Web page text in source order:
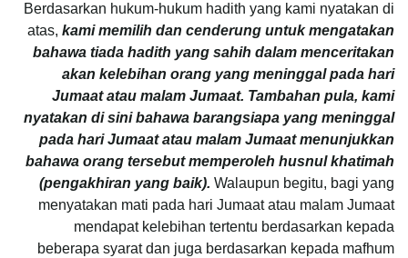
Berdasarkan hukum-hukum hadith yang kami nyatakan di
atas, kami memilih dan cenderung untuk mengatakan
bahawa tiada hadith yang sahih dalam menceritakan
akan kelebihan orang yang meninggal pada hari
Jumaat atau malam Jumaat. Tambahan pula, kami
nyatakan di sini bahawa barangsiapa yang meninggal
pada hari Jumaat atau malam Jumaat menunjukkan
bahawa orang tersebut memperoleh husnul khatimah
(pengakhiran yang baik). Walaupun begitu, bagi yang
menyatakan mati pada hari Jumaat atau malam Jumaat
mendapat kelebihan tertentu berdasarkan kepada
beberapa syarat dan juga berdasarkan kepada mafhum